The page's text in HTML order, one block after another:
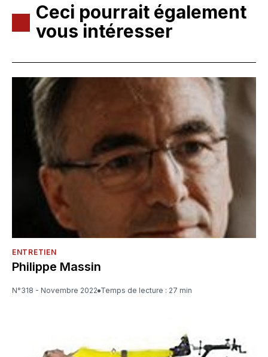
Ceci pourrait également
vous intéresser
ENTRETIEN
Philippe Massin
N°318 - Novembre 2022 Temps de lecture : 27 min